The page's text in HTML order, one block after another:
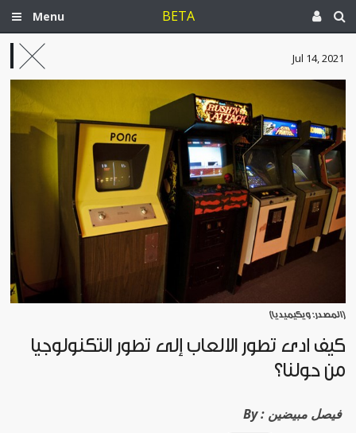
Menu BETA
Jul 14, 2021
[المصدر: ويكيميديا]
كيف أدى تطوّر الألعاب إلى تطوّر التكنولوجيا
من حولنا؟
By : فيصل مبيضين